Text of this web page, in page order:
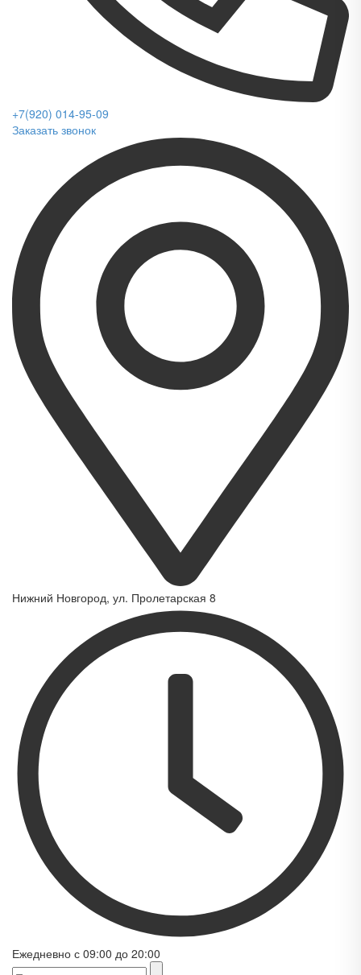
+7(920) 014-95-09
Заказать звонок
Нижний Новгород, ул. Пролетарская 8
Ежедневно с 09:00 до 20:00